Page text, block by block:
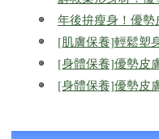
年後拚瘦身！優勢
[肌膚保養]輕鬆塑
[身體保養]優勢皮
[身體保養]優勢皮